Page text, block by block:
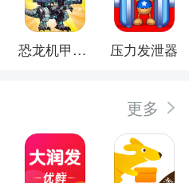
恐龙机甲射手 压力发泄器
更多